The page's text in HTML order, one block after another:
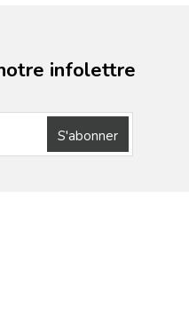
infolettre
S'abonner